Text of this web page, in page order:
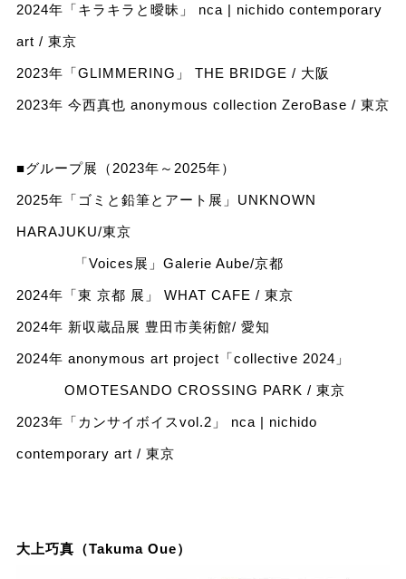
2024年「キラキラと曖昧」 nca | nichido contemporary
art / 東京
2023年「GLIMMERING」 THE BRIDGE / 大阪
2023年 今西真也 anonymous collection ZeroBase / 東京
■グループ展（2023年～2025年）
2025年「ゴミと鉛筆とアート展」UNKNOWN
HARAJUKU/東京
「Voices展」Galerie Aube/京都
2024年「東 京都 展」 WHAT CAFE / 東京
2024年 新収蔵品展 豊田市美術館/ 愛知
2024年 anonymous art project「collective 2024」
OMOTESANDO CROSSING PARK / 東京
2023年「カンサイボイスvol.2」 nca | nichido
contemporary art / 東京
大上巧真（Takuma Oue）